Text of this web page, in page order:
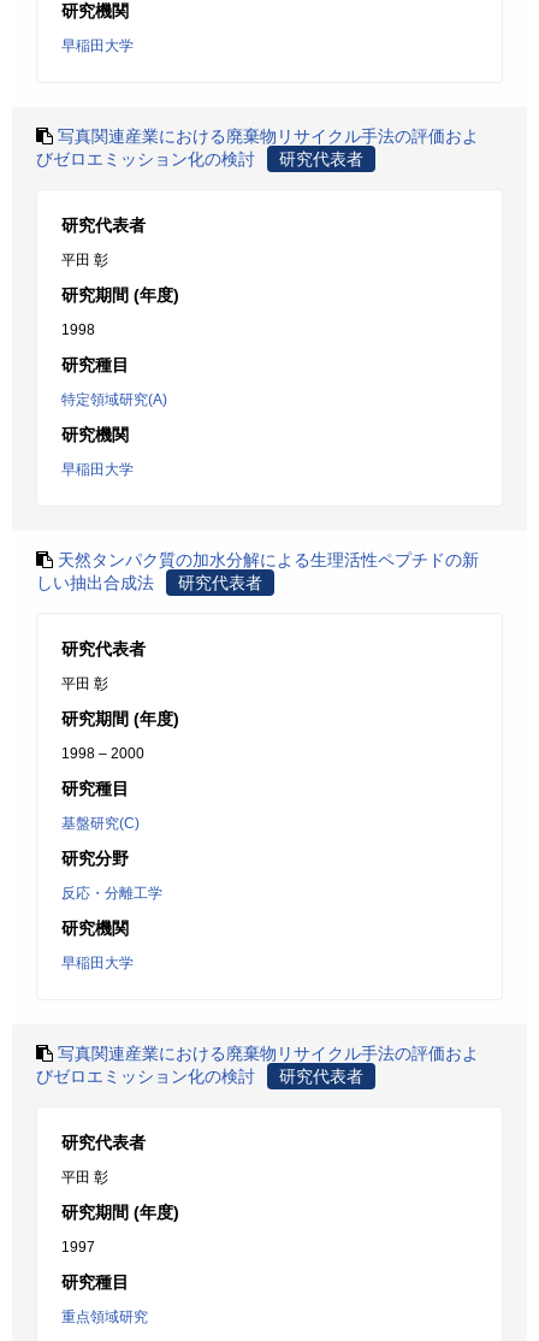
研究機関
早稲田大学
写真関連産業における廃棄物リサイクル手法の評価およ
びゼロエミッション化の検討
研究代表者
研究代表者
平田 彰
研究期間 (年度)
1998
研究種目
特定領域研究(A)
研究機関
早稲田大学
天然タンパク質の加水分解による生理活性ペプチドの新
しい抽出合成法
研究代表者
研究代表者
平田 彰
研究期間 (年度)
1998 – 2000
研究種目
基盤研究(C)
研究分野
反応・分離工学
研究機関
早稲田大学
写真関連産業における廃棄物リサイクル手法の評価およ
びゼロエミッション化の検討
研究代表者
研究代表者
平田 彰
研究期間 (年度)
1997
研究種目
重点領域研究